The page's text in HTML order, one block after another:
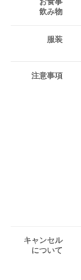
飲み物
服装
注意事項
キャンセル
について